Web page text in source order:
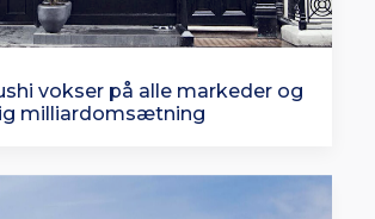
vokser på alle markeder og
milliardomsætning